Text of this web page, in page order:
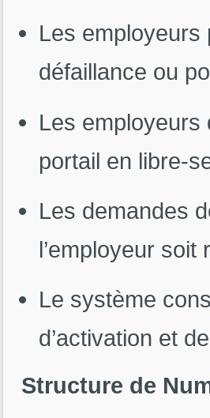
Les employeurs
défaillance ou
Les employeurs
portail en libre-
Les demandes
l’employeur soit
Le système
d’activation et
Structure de